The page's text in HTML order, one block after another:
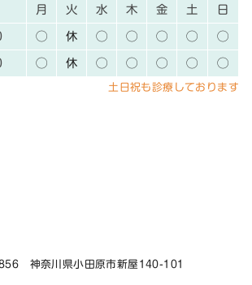
月 火 水 木 金 土 日
◯ 休 ◯ ◯ ◯ ◯ ◯
◯ 休 ◯ ◯ ◯ ◯ ◯
土日祝も診療しております
神奈川県小田原市新屋140-101